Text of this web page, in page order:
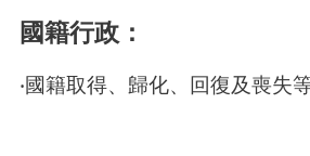
國籍行政：
‧國籍取得、歸化、回復及喪失